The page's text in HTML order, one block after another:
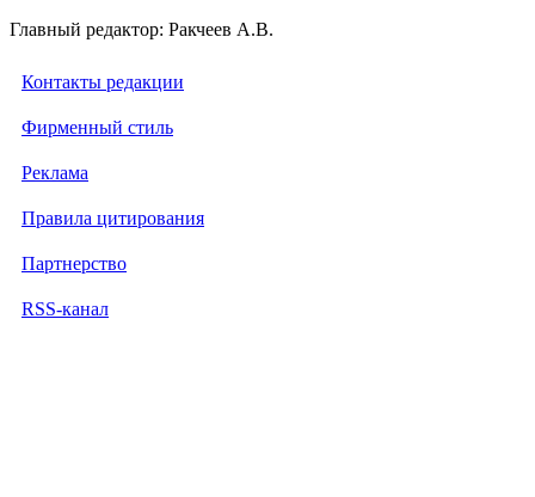
Главный редактор: Ракчеев А.В.
Контакты редакции
Фирменный стиль
Реклама
Правила цитирования
Партнерство
RSS-канал